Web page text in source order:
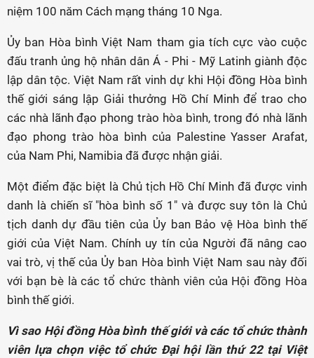
niệm 100 năm Cách mạng tháng 10 Nga.
Ủy ban Hòa bình Việt Nam tham gia tích cực vào cuộc
đấu tranh ủng hộ nhân dân Á - Phi - Mỹ Latinh giành độc
lập dân tộc. Việt Nam rất vinh dự khi Hội đồng Hòa bình
thế giới sáng lập Giải thưởng Hồ Chí Minh để trao cho
các nhà lãnh đạo phong trào hòa bình, trong đó nhà lãnh
đạo phong trào hòa bình của Palestine Yasser Arafat,
của Nam Phi, Namibia đã được nhận giải.
Một điểm đặc biệt là Chủ tịch Hồ Chí Minh đã được vinh
danh là chiến sĩ "hòa bình số 1" và được suy tôn là Chủ
tịch danh dự đầu tiên của Ủy ban Bảo vệ Hòa bình thế
giới của Việt Nam. Chính uy tín của Người đã nâng cao
vai trò, vị thế của Ủy ban Hòa bình Việt Nam sau này đối
với bạn bè là các tổ chức thành viên của Hội đồng Hòa
bình thế giới.
Vì sao Hội đồng Hòa bình thế giới và các tổ chức thành
viên lựa chọn việc tổ chức Đại hội lần thứ 22 tại Việt